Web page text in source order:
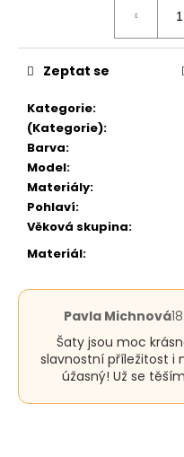
Kategorie:
(Kategorie):
Barva:
Model:
Materiály:
Pohlaví:
Věková skupina:
Materiál:
Zeptat se
Hodnocení
je
5
z
5
Pavla Michnová
Šaty jsou moc
slavnostní příležitost i
úžasný! Už se